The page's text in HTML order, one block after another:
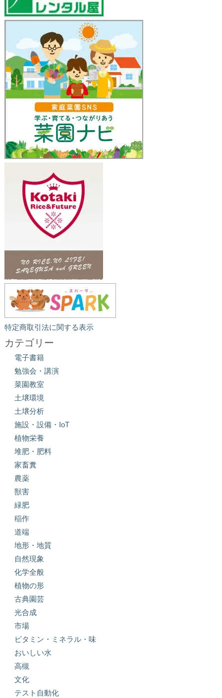
特定商取引法に関する表示
カテゴリー
電子書籍
勉強会・講演
菜園教室
土壌環境
土壌分析
施設・設備・IoT
植物栄養
堆肥・肥料
家畜糞
農薬
獣害
緑肥
稲作
道端
地形・地質
自然現象
化学全般
植物の形
古典園芸
光合成
市場
ビタミン・ミネラル・味
おいしい水
高槻
文化
テスト自動化